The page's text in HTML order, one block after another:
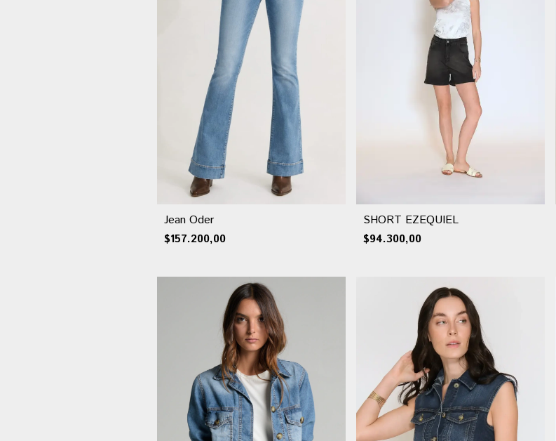
Jean Oder
$157.200,00
SHORT EZEQUIEL
$94.300,00